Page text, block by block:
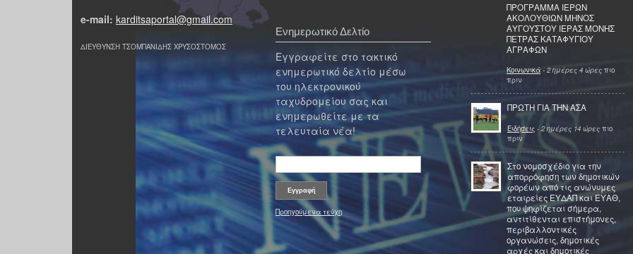
e-mail: karditsaportal@gmail.com
ΔΙΕΥΘΥΝΣΗ ΤΣΟΜΠΑΝΙΔΗΣ ΧΡΥΣΟΣΤΟΜΟΣ
Ενημερωτικό Δελτίο
Εγγραφείτε στο τακτικό
ενημερωτικό δελτίο μέσω
του ηλεκτρονικού
ταχυδρομείου σας και
ενημερωθείτε με τα
τελευταία νέα!
Προηγούμενα τεύχη
ΠΡΟΓΡΑΜΜΑ ΙΕΡΩΝ
ΑΚΟΛΟΥΘΙΩΝ ΜΗΝΟΣ
ΑΥΓΟΥΣΤΟΥ ΙΕΡΑΣ ΜΟΝΗΣ
ΠΕΤΡΑΣ ΚΑΤΑΦΥΓΙΟΥ
ΑΓΡΑΦΩΝ
Κοινωνικά - 2 ημέρες 4 ώρες πιο
πριν
ΠΡΩΤΗ ΓΙΑ ΤΗΝ ΑΣΑ
Ειδήσεις - 2 ημέρες 14 ώρες πιο
πριν
Στο νομοσχέδιο για την
απορρόφηση των δημοτικών
φορέων από τις ανώνυμες
εταιρείες ΕΥΔΑΠ και ΕΥΑΘ,
που ψηφίζεται σήμερα,
αντιτίθενται επιστήμονες,
περιβαλλοντικές
οργανώσεις, δημοτικές
αρχές και δημοτικές